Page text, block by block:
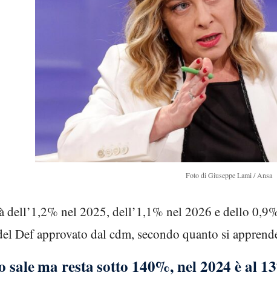
Foto di Giuseppe Lami / Ansa
dell’1,2% nel 2025, dell’1,1% nel 2026 e dello
Def approvato dal cdm, secondo quanto si
sale ma resta sotto 140%, nel 2024 è al